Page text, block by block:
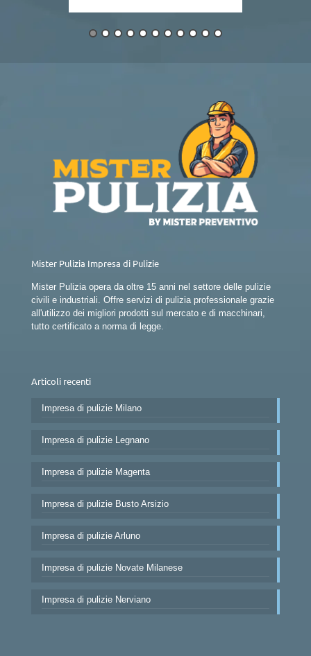
Mister Pulizia Impresa di Pulizie
Mister Pulizia opera da oltre 15 anni nel settore delle pulizie
civili e industriali. Offre servizi di pulizia professionale grazie
all'utilizzo dei migliori prodotti sul mercato e di macchinari,
tutto certificato a norma di legge.
Articoli recenti
Impresa di pulizie Milano
Impresa di pulizie Legnano
Impresa di pulizie Magenta
Impresa di pulizie Busto Arsizio
Impresa di pulizie Arluno
Impresa di pulizie Novate Milanese
Impresa di pulizie Nerviano